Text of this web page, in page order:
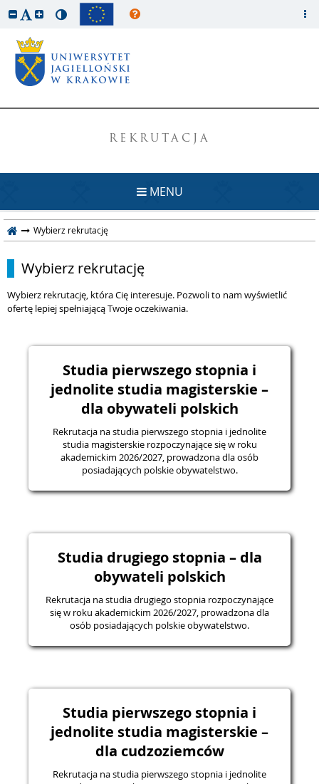
REKRUTACJA
MENU
Wybierz rekrutację
Wybierz rekrutację
Wybierz rekrutację, która Cię interesuje. Pozwoli to nam wyświetlić
ofertę lepiej spełniającą Twoje oczekiwania.
Studia pierwszego stopnia i
jednolite studia magisterskie –
dla obywateli polskich
Rekrutacja na studia pierwszego stopnia i jednolite
studia magisterskie rozpoczynające się w roku
akademickim 2026/2027, prowadzona dla osób
posiadających polskie obywatelstwo.
Studia drugiego stopnia – dla
obywateli polskich
Rekrutacja na studia drugiego stopnia rozpoczynające
się w roku akademickim 2026/2027, prowadzona dla
osób posiadających polskie obywatelstwo.
Studia pierwszego stopnia i
jednolite studia magisterskie –
dla cudzoziemców
Rekrutacja na studia pierwszego stopnia i jednolite